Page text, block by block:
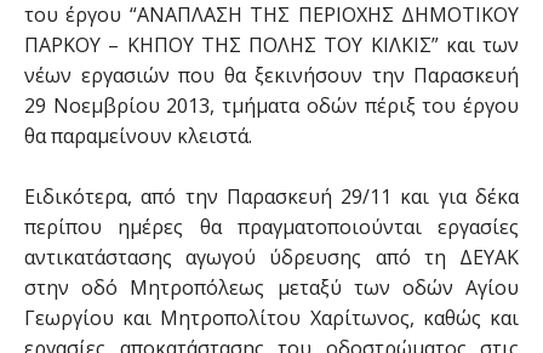
του έργου “ΑΝΑΠΛΑΣΗ ΤΗΣ ΠΕΡΙΟΧΗΣ ΔΗΜΟΤΙΚΟΥ
ΠΑΡΚΟΥ – ΚΗΠΟΥ ΤΗΣ ΠΟΛΗΣ ΤΟΥ ΚΙΛΚΙΣ” και των
νέων εργασιών που θα ξεκινήσουν την Παρασκευή
29 Νοεμβρίου 2013, τμήματα οδών πέριξ του έργου
θα παραμείνουν κλειστά.
Ειδικότερα, από την Παρασκευή 29/11 και για δέκα
περίπου ημέρες θα πραγματοποιούνται εργασίες
αντικατάστασης αγωγού ύδρευσης από τη ΔΕΥΑΚ
στην οδό Μητροπόλεως μεταξύ των οδών Αγίου
Γεωργίου και Μητροπολίτου Χαρίτωνος, καθώς και